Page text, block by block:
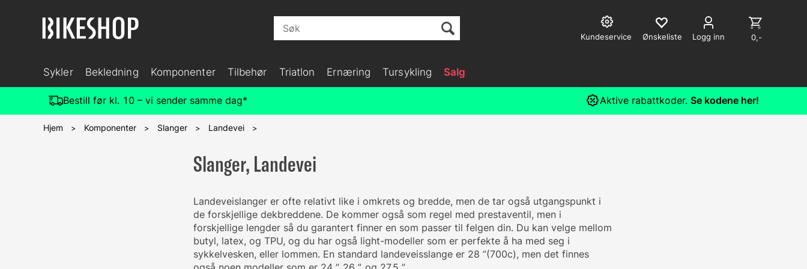
Logg inn
Kundeservice 0,-
Sykler Bekledning Komponenter Tilbehør Triatlon Ernæring Tursykling Salg
Bestill før kl. 10 – vi sender samme dag* Aktive rabattkoder. Se kodene her!
Hjem > Komponenter > Slanger > Landevei >
Slanger, Landevei
Landeveislanger er ofte relativt like i omkrets og bredde, men de tar også utgangspunkt i
de forskjellige dekbreddene. De kommer også som regel med prestaventil, men i
forskjellige lengder så du garantert finner en som passer til felgen din. Du kan velge mellom
butyl, latex, og TPU, og du har også light-modeller som er perfekte å ha med seg i
sykkelvesken, eller lommen. En standard landeveisslange er 28 ”(700c), men det finnes